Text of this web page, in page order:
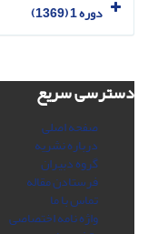
دوره 1 (1369)
دسترسی سریع
صفحه اصلی
درباره نشریه
گروه دبیران
فرستادن مقاله
تماس با ما
واژه نامه اختصاصی